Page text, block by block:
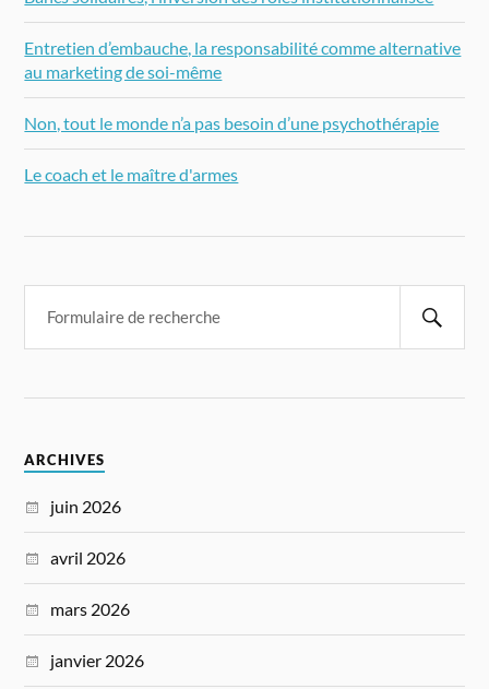
Entretien d’embauche, la responsabilité comme alternative
au marketing de soi-même
Non, tout le monde n’a pas besoin d’une psychothérapie
Le coach et le maître d'armes
ARCHIVES
juin 2026
avril 2026
mars 2026
janvier 2026